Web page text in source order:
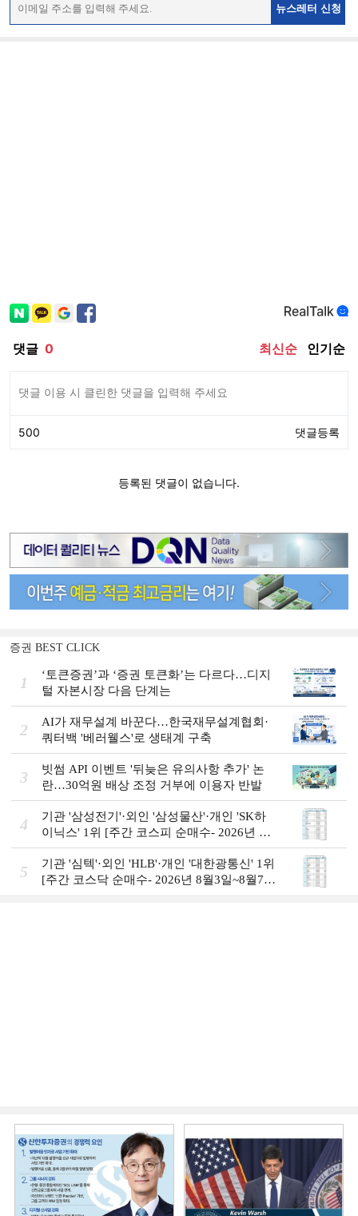
뉴스레터 신청
증권 BEST CLICK
1
‘토큰증권’과 ‘증권 토큰화’는 다르다…디지
털 자본시장 다음 단계는
2
AI가 재무설계 바꾼다…한국재무설계협회·
쿼터백 '베러웰스'로 생태계 구축
3
빗썸 API 이벤트 '뒤늦은 유의사항 추가' 논
란…30억원 배상 조정 거부에 이용자 반발
4
기관 '삼성전기'·외인 '삼성물산'·개인 'SK하
이닉스' 1위 [주간 코스피 순매수- 2026년 8
월3일~8월7일]
5
기관 '심텍'·외인 'HLB'·개인 '대한광통신' 1위
[주간 코스닥 순매수- 2026년 8월3일~8월7